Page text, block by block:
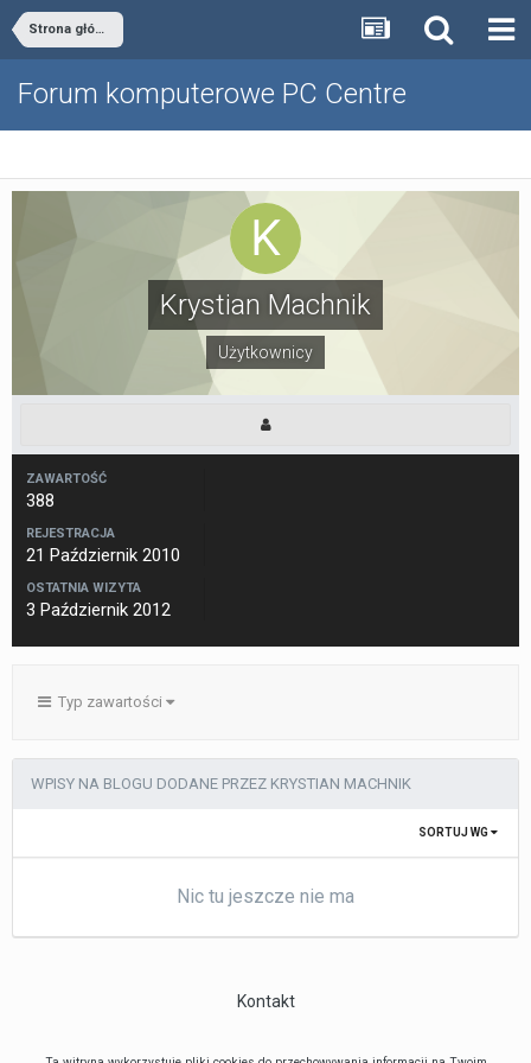
Strona główna
Forum komputerowe PC Centre
Krystian Machnik
Użytkownicy
ZAWARTOŚĆ
388
REJESTRACJA
21 Październik 2010
OSTATNIA WIZYTA
3 Październik 2012
Typ zawartości
WPISY NA BLOGU DODANE PRZEZ KRYSTIAN MACHNIK
SORTUJ WG
Nic tu jeszcze nie ma
Kontakt